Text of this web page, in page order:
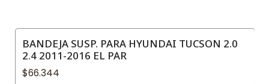
BANDEJA SUSP. PARA HYUNDAI TUCSON 2.0
2.4 2011-2016 EL PAR
$66.344